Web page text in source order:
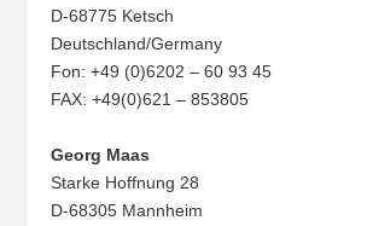
D-68775 Ketsch
Deutschland/Germany
Fon: +49 (0)6202 – 60 93 45
FAX: +49(0)621 – 853805
Georg Maas
Starke Hoffnung 28
D-68305 Mannheim